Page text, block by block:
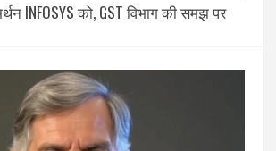
INFOSYS को, GST विभाग की समझ पर